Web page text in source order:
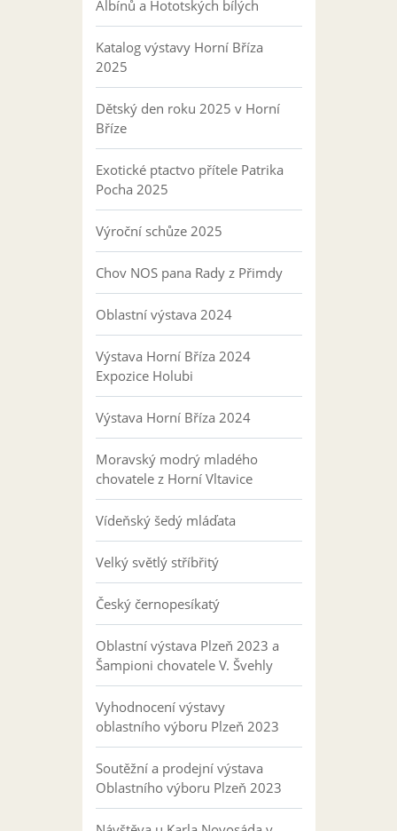
Albínů a Hototských bílých
Katalog výstavy Horní Bříza
2025
Dětský den roku 2025 v Horní
Bříze
Exotické ptactvo přítele Patrika
Pocha 2025
Výroční schůze 2025
Chov NOS pana Rady z Přimdy
Oblastní výstava 2024
Výstava Horní Bříza 2024
Expozice Holubi
Výstava Horní Bříza 2024
Moravský modrý mladého
chovatele z Horní Vltavice
Vídeňský šedý mláďata
Velký světlý stříbřitý
Český černopesíkatý
Oblastní výstava Plzeň 2023 a
Šampioni chovatele V. Švehly
Vyhodnocení výstavy
oblastního výboru Plzeň 2023
Soutěžní a prodejní výstava
Oblastního výboru Plzeň 2023